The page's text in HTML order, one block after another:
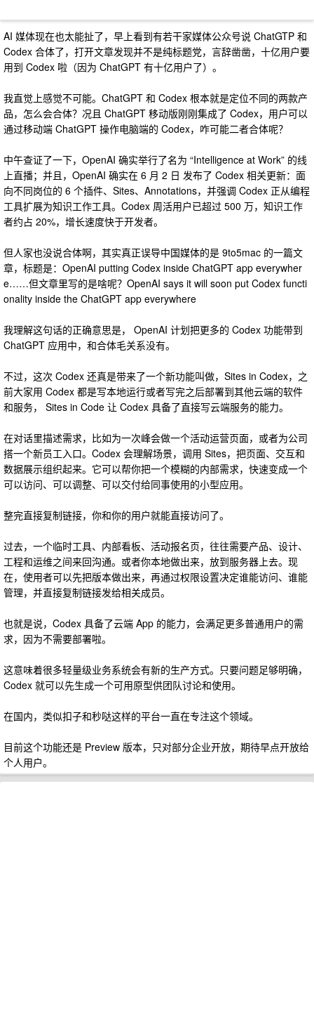
AI 媒体现在也太能扯了，早上看到有若干家媒体公众号说 ChatGTP 和
Codex 合体了，打开文章发现并不是纯标题党，言辞凿凿，十亿用户要
用到 Codex 啦（因为 ChatGPT 有十亿用户了）。
我直觉上感觉不可能。ChatGPT 和 Codex 根本就是定位不同的两款产
品，怎么会合体？况且 ChatGPT 移动版刚刚集成了 Codex，用户可以
通过移动端 ChatGPT 操作电脑端的 Codex，咋可能二者合体呢？
中午查证了一下，OpenAI 确实举行了名为 “Intelligence at Work” 的线
上直播；并且，OpenAI 确实在 6 月 2 日 发布了 Codex 相关更新：面
向不同岗位的 6 个插件、Sites、Annotations，并强调 Codex 正从编程
工具扩展为知识工作工具。Codex 周活用户已超过 500 万，知识工作
者约占 20%，增长速度快于开发者。
但人家也没说合体啊，其实真正误导中国媒体的是 9to5mac 的一篇文
章，标题是：OpenAI putting Codex inside ChatGPT app everywher
e……但文章里写的是啥呢？OpenAI says it will soon put Codex functi
onality inside the ChatGPT app everywhere
我理解这句话的正确意思是， OpenAI 计划把更多的 Codex 功能带到
ChatGPT 应用中，和合体毛关系没有。
不过，这次 Codex 还真是带来了一个新功能叫做，Sites in Codex，之
前大家用 Codex 都是写本地运行或者写完之后部署到其他云端的软件
和服务， Sites in Code 让 Codex 具备了直接写云端服务的能力。
在对话里描述需求，比如为一次峰会做一个活动运营页面，或者为公司
搭一个新员工入口。Codex 会理解场景，调用 Sites，把页面、交互和
数据展示组织起来。它可以帮你把一个模糊的内部需求，快速变成一个
可以访问、可以调整、可以交付给同事使用的小型应用。
整完直接复制链接，你和你的用户就能直接访问了。
过去，一个临时工具、内部看板、活动报名页，往往需要产品、设计、
工程和运维之间来回沟通。或者你本地做出来，放到服务器上去。现
在，使用者可以先把版本做出来，再通过权限设置决定谁能访问、谁能
管理，并直接复制链接发给相关成员。
也就是说，Codex 具备了云端 App 的能力，会满足更多普通用户的需
求，因为不需要部署啦。
这意味着很多轻量级业务系统会有新的生产方式。只要问题足够明确，
Codex 就可以先生成一个可用原型供团队讨论和使用。
在国内，类似扣子和秒哒这样的平台一直在专注这个领域。
目前这个功能还是 Preview 版本，只对部分企业开放，期待早点开放给
个人用户。